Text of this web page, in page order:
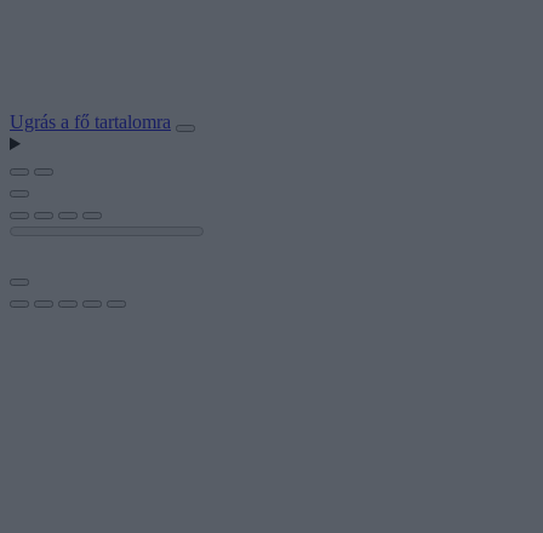
Ugrás a fő tartalomra